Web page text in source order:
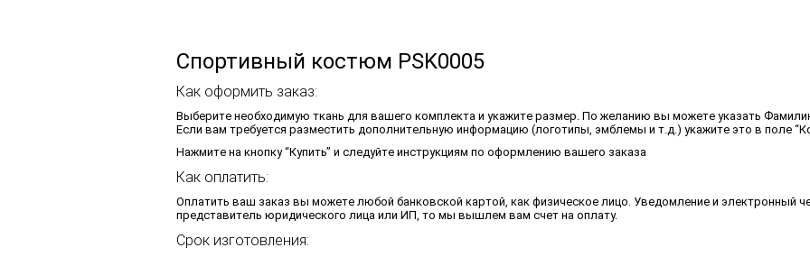
Спортивный костюм PSK0005
Как оформить заказ:
Выберите необходимую ткань для вашего комплекта и укажите размер. По желанию вы можете указать
Если вам требуется разместить дополнительную информацию (логотипы, эмблемы и т.д.) укажите это в поле
Нажмите на кнопку “Купить” и следуйте инструкциям по оформлению вашего заказа
Как оплатить:
Оплатить ваш заказ вы можете любой банковской картой, как физическое лицо. Уведомление и электронный
представитель юридического лица или ИП, то мы вышлем вам счет на оплату.
Срок изготовления: